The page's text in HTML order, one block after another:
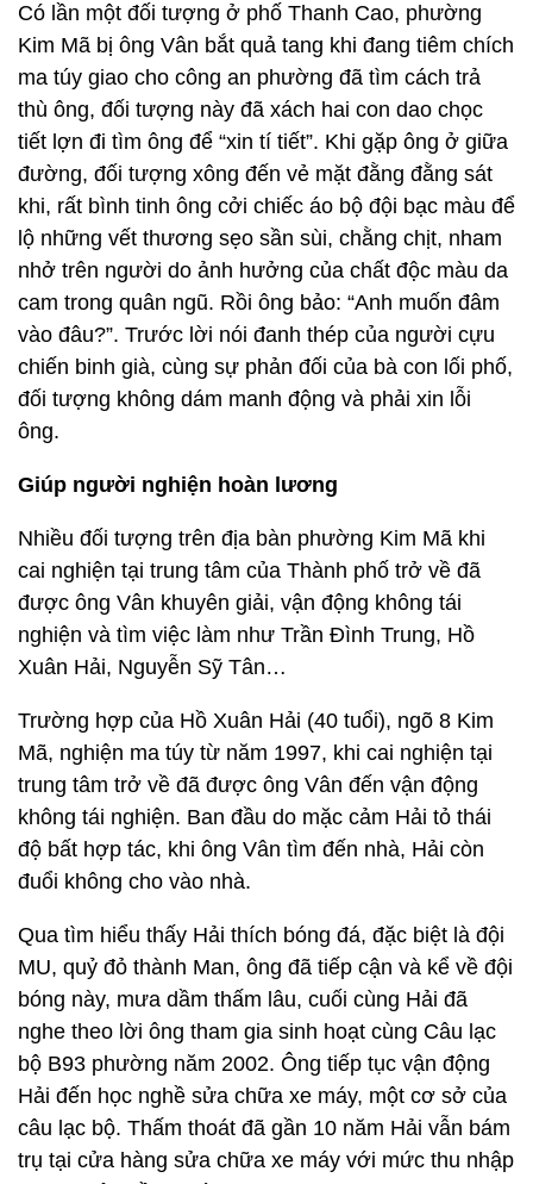
Có lần một đối tượng ở phố Thanh Cao, phường
Kim Mã bị ông Vân bắt quả tang khi đang tiêm chích
ma túy giao cho công an phường đã tìm cách trả
thù ông, đối tượng này đã xách hai con dao chọc
tiết lợn đi tìm ông để “xin tí tiết”. Khi gặp ông ở giữa
đường, đối tượng xông đến vẻ mặt đằng đằng sát
khi, rất bình tinh ông cởi chiếc áo bộ đội bạc màu để
lộ những vết thương sẹo sần sùi, chằng chịt, nham
nhở trên người do ảnh hưởng của chất độc màu da
cam trong quân ngũ. Rồi ông bảo: “Anh muốn đâm
vào đâu?”. Trước lời nói đanh thép của người cựu
chiến binh già, cùng sự phản đối của bà con lối phố,
đối tượng không dám manh động và phải xin lỗi
ông.
Giúp người nghiện hoàn lương
Nhiều đối tượng trên địa bàn phường Kim Mã khi
cai nghiện tại trung tâm của Thành phố trở về đã
được ông Vân khuyên giải, vận động không tái
nghiện và tìm việc làm như Trần Đình Trung, Hồ
Xuân Hải, Nguyễn Sỹ Tân…
Trường hợp của Hồ Xuân Hải (40 tuổi), ngõ 8 Kim
Mã, nghiện ma túy từ năm 1997, khi cai nghiện tại
trung tâm trở về đã được ông Vân đến vận động
không tái nghiện. Ban đầu do mặc cảm Hải tỏ thái
độ bất hợp tác, khi ông Vân tìm đến nhà, Hải còn
đuổi không cho vào nhà.
Qua tìm hiểu thấy Hải thích bóng đá, đặc biệt là đội
MU, quỷ đỏ thành Man, ông đã tiếp cận và kể về đội
bóng này, mưa dầm thấm lâu, cuối cùng Hải đã
nghe theo lời ông tham gia sinh hoạt cùng Câu lạc
bộ B93 phường năm 2002. Ông tiếp tục vận động
Hải đến học nghề sửa chữa xe máy, một cơ sở của
câu lạc bộ. Thấm thoát đã gần 10 năm Hải vẫn bám
trụ tại cửa hàng sửa chữa xe máy với mức thu nhập